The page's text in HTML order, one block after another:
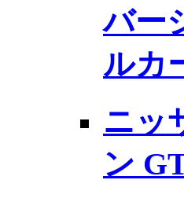
バー
ルカ
ニッ
ン